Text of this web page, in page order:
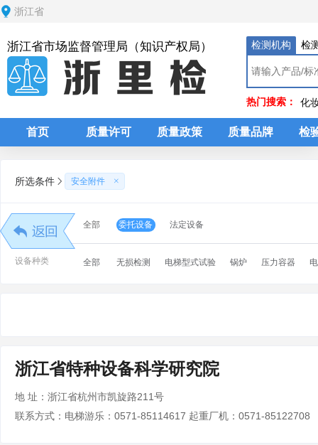
浙江省
浙江省市场监督管理局（知识产权局） 检测机构 检
热门搜索： 化
首页 质量许可 质量政策 质量品牌 检
所选条件 安全附件
报检类型 全部 委托设备 法定设备
设备种类 全部 无损检测 电梯型式试验 锅炉 压力容器
浙江省特种设备科学研究院
地 址：浙江省杭州市凯旋路211号
联系方式：电梯游乐：0571-85114617 起重厂机：0571-85122708